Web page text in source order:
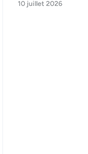
10 juillet 2026